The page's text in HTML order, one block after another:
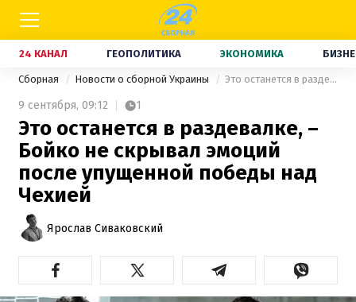
24 КАНАЛ ГЕОПОЛИТИКА ЭКОНОМИКА
Сборная Новости о сборной Украины Это останется в раздевалке, – Бойко не скрывал эмоций после упущенной победы над Чехией
9 сентября, 09:12 1
Это останется в раздевалке, –
Бойко не скрывал эмоций
после упущенной победы над
Чехией
Ярослав Сиваковский